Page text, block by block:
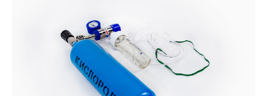
Правила проведения оплат и возвратов
© 2026 ОOO «СеленФарм»